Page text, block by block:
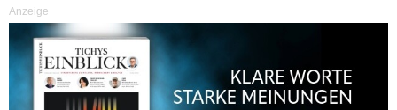
Anzeige